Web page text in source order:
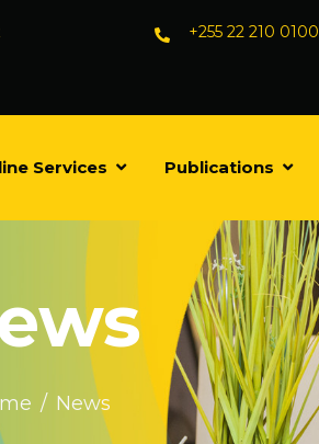
+255 22 210 0100
Services Publications
News